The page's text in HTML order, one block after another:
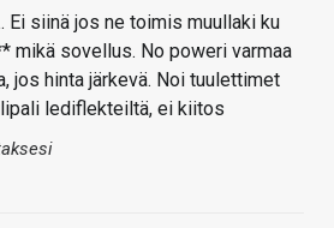
Ei siinä jos ne toimis muullaki ku
mikä sovellus. No poweri varmaa
jos hinta järkevä. Noi tuulettimet
lediflekteiltä, ei kiitos